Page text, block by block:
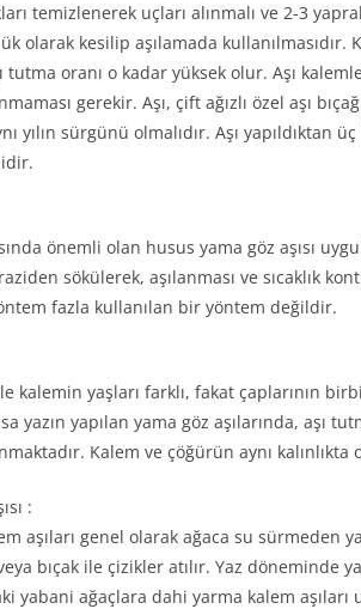
temizlenerek uçları alınmalı ve 2-3
olarak kesilip aşılamada kullanılmasıdır.
tutma oranı o kadar yüksek olur. Aşı
gerekir. Aşı, çift ağızlı özel aşı
yılın sürgünü olmalıdır. Aşı yapıldıktan
önemli olan husus yama göz aşısı
sökülerek, aşılanması ve sıcaklık
fazla kullanılan bir yöntem değildir.
kalemin yaşları farklı, fakat çaplarının
yazın yapılan yama göz aşılarında, aşı
Kalem ve çöğürün aynı
:
aşıları genel olarak ağaca su sürmeden
bıçak ile çizikler atılır. Yaz döneminde
yabani ağaçlara dahi yarma kalem